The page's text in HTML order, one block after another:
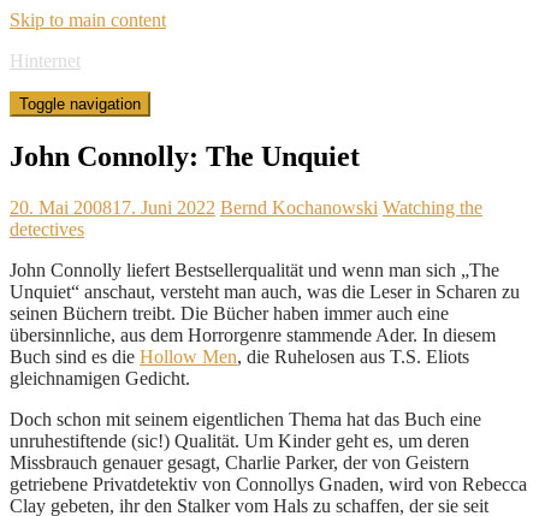
Skip to main content
Hinternet
Toggle navigation
John Connolly: The Unquiet
20. Mai 200817. Juni 2022 Bernd Kochanowski Watching the
detectives
John Connolly liefert Bestsellerqualität und wenn man sich „The
Unquiet“ anschaut, versteht man auch, was die Leser in Scharen zu
seinen Büchern treibt. Die Bücher haben immer auch eine
übersinnliche, aus dem Horrorgenre stammende Ader. In diesem
Buch sind es die Hollow Men, die Ruhelosen aus T.S. Eliots
gleichnamigen Gedicht.
Doch schon mit seinem eigentlichen Thema hat das Buch eine
unruhestiftende (sic!) Qualität. Um Kinder geht es, um deren
Missbrauch genauer gesagt, Charlie Parker, der von Geistern
getriebene Privatdetektiv von Connollys Gnaden, wird von Rebecca
Clay gebeten, ihr den Stalker vom Hals zu schaffen, der sie seit